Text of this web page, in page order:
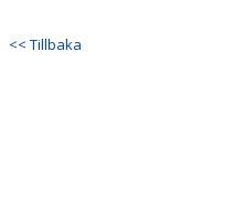
<< Tillbaka